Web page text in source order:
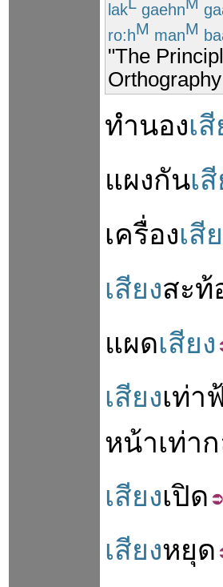
lak gaehn
ro:hM manM
"The
ทำนองเ
แผงกันเ
เครื่องเสี
เสียงสะท้
แผดเสียง
เสียงเท่า
หน้าเท่า
เสียงเปิด
เสียงหยุด